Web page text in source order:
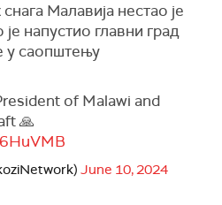
Малавија нестао је
напустио главни град
у саопштењу
of Malawi and
🙏
June 10, 2024